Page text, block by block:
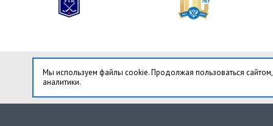
Мы используем файлы cookie. Продолжая пользоваться
аналитики.